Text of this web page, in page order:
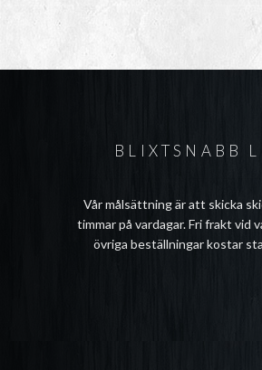
BLIXTSNABB
Vår målsättning är att skicka
timmar på vardagar. Fri frakt vid
övriga beställningar kostar